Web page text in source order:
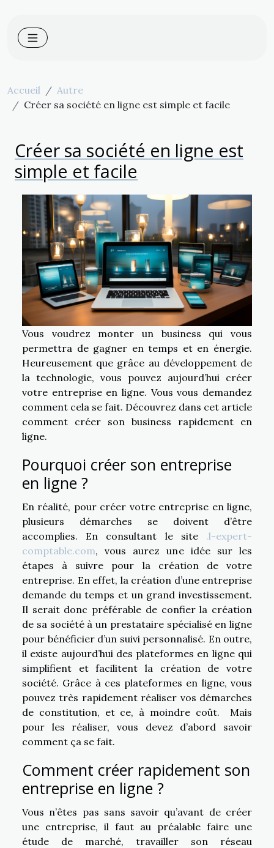
Accueil
Autre
Créer sa société en ligne est simple et facile
Créer sa société en ligne est
simple et facile
Vous voudrez monter un business qui vous
permettra de gagner en temps et en énergie.
Heureusement que grâce au développement de
la technologie, vous pouvez aujourd’hui créer
votre entreprise en ligne. Vous vous demandez
comment cela se fait. Découvrez dans cet article
comment créer son business rapidement en
ligne.
Pourquoi créer son entreprise
en ligne ?
En réalité, pour créer votre entreprise en ligne,
plusieurs démarches se doivent d’être
accomplies. En consultant le site .l-expert-
comptable.com, vous aurez une idée sur les
étapes à suivre pour la création de votre
entreprise. En effet, la création d’une entreprise
demande du temps et un grand investissement.
Il serait donc préférable de confier la création
de sa société à un prestataire spécialisé en ligne
pour bénéficier d’un suivi personnalisé. En outre,
il existe aujourd’hui des plateformes en ligne qui
simplifient et facilitent la création de votre
société. Grâce à ces plateformes en ligne, vous
pouvez très rapidement réaliser vos démarches
de constitution, et ce, à moindre coût. Mais
pour les réaliser, vous devez d’abord savoir
comment ça se fait.
Comment créer rapidement son
entreprise en ligne ?
Vous n’êtes pas sans savoir qu’avant de créer
une entreprise, il faut au préalable faire une
étude de marché, travailler son réseau